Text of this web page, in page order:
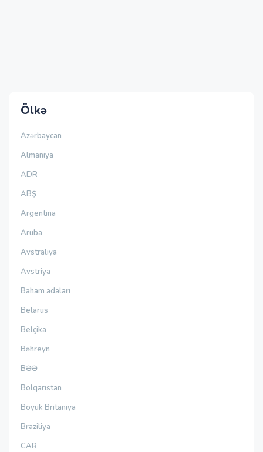
Ölkə
Azərbaycan
Almaniya
ADR
ABŞ
Argentina
Aruba
Avstraliya
Avstriya
Baham adaları
Belarus
Belçika
Bəhreyn
BƏƏ
Bolqarıstan
Böyük Britaniya
Braziliya
CAR